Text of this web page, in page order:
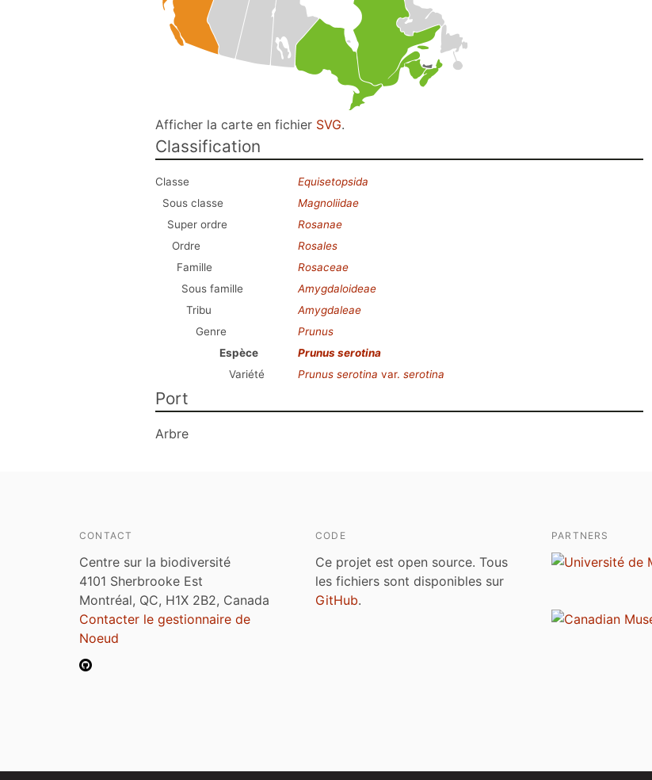
Afficher la carte en fichier SVG.
Classification
Classe
Equisetopsida
Sous classe
Magnoliidae
Super ordre
Rosanae
Ordre
Rosales
Famille
Rosaceae
Sous famille
Amygdaloideae
Tribu
Amygdaleae
Genre
Prunus
Espèce
Prunus serotina
Variété
Prunus serotina var. serotina
Port
Arbre
CONTACT
Centre sur la biodiversité
4101 Sherbrooke Est
Montréal, QC, H1X 2B2, Canada
Contacter le gestionnaire de
Noeud
CODE
Ce projet est open source. Tous
les fichiers sont disponibles sur
GitHub.
PARTNERS